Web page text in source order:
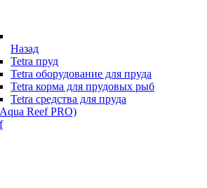
Назад
Tetra пруд
Tetra оборудование для пруда
Tetra корма для прудовых рыб
Tetra средства для пруда
Reef PRO)